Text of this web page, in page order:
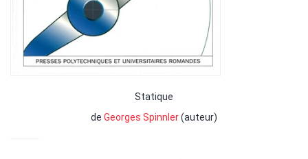
Statique
de Georges Spinnler(auteur)